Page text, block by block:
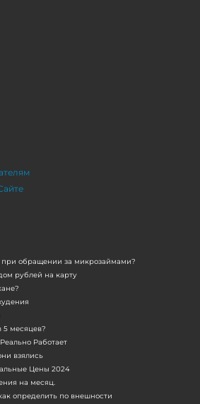
при обращении за микрозаймами?
рублей на карту
5 месяцев?
Работает
взялись
Цены 2024
на месяц.
определить по внешности